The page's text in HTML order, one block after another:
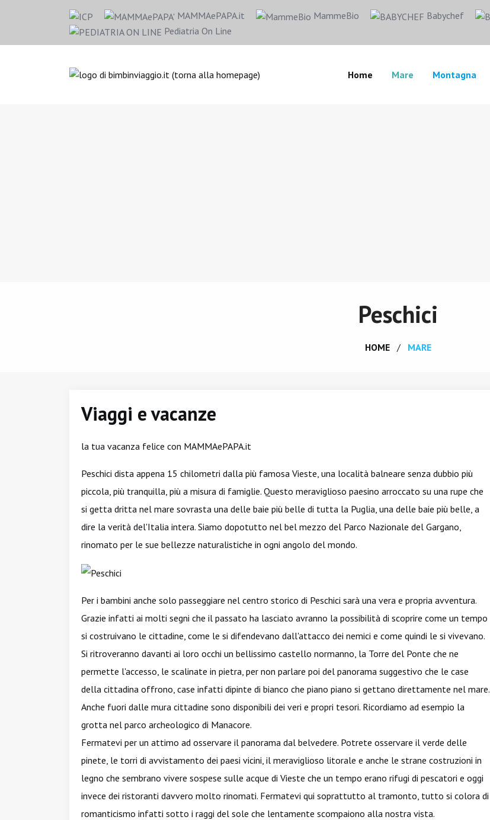
MAMMAePAPA.it MammeBio Babychef
Pediatria On Line
Home Mare Montagna
Peschici
HOME MARE
Viaggi e vacanze
la tua vacanza felice con MAMMAePAPA.it
Peschici dista appena 15 chilometri dalla più famosa Vieste, una località balneare senza dubbio più
piccola, più tranquilla, più a misura di famiglie. Questo meraviglioso paesino arroccato su una rupe che
si getta dritta nel mare sovrasta una delle baie più belle di tutta la Puglia, una delle baie più belle, a
dire la verità del'Italia intera. Siamo dopotutto nel bel mezzo del Parco Nazionale del Gargano,
rinomato per le sue bellezze naturalistiche in ogni angolo del mondo.
Per i bambini anche solo passeggiare nel centro storico di Peschici sarà una vera e propria avventura.
Grazie infatti ai molti segni che il passato ha lasciato avranno la possibilità di scoprire come un tempo
si costruivano le cittadine, come le si difendevano dall'attacco dei nemici e come quindi le si vivevano.
Si ritroveranno davanti ai loro occhi un bellissimo castello normanno, la Torre del Ponte che ne
permette l'accesso, le scalinate in pietra, per non parlare poi del panorama suggestivo che le case
della cittadina offrono, case infatti dipinte di bianco che piano piano si gettano direttamente nel mare.
Anche fuori dalle mura cittadine sono disponibili dei veri e propri tesori. Ricordiamo ad esempio la
grotta nel parco archeologico di Manacore.
Fermatevi per un attimo ad osservare il panorama dal belvedere. Potrete osservare il verde delle
pinete, le torri di avvistamento dei paesi vicini, il meraviglioso litorale e anche le strane costruzioni in
legno che sembrano vivere sospese sulle acque di Vieste che un tempo erano rifugi di pescatori e oggi
invece dei ristoranti davvero molto rinomati. Fermatevi qui soprattutto al tramonto, tutto si colora di
romanticismo infatti sotto i raggi del sole che lentamente scompaiono alla nostra vista.